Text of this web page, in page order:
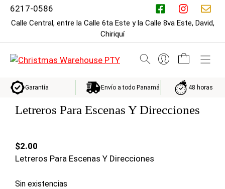
Saltar6217-0586
Calle Central, entre la Calle 6ta Este y la Calle 8va Este, David,
Chiriquí
Garantía Envío a todo Panamá 48 horas
Letreros Para Escenas Y Direcciones
$2.00
Letreros Para Escenas Y Direcciones
Sin existencias